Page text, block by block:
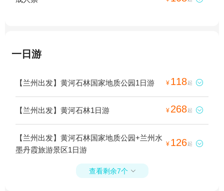
一日游
【兰州出发】黄河石林国家地质公园1日游 ¥ 118起 
【兰州出发】黄河石林1日游 ¥ 268起 
【兰州出发】黄河石林国家地质公园+兰州水
墨丹霞旅游景区1日游
¥ 126起 
查看剩余7个 